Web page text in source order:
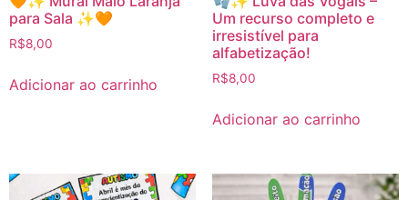
para Sala ✨🧡
R$8,00
Adicionar ao carrinho
Um recurso completo e
irresistível para
alfabetização!
R$8,00
Adicionar ao carrinho